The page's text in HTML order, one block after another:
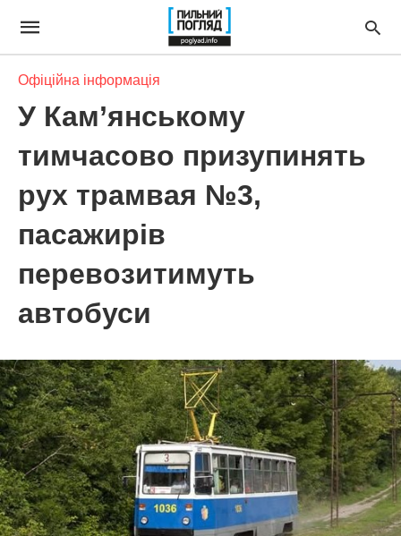
Офіційна інформація
У Кам’янському
тимчасово призупинять
рух трамвая №3,
пасажирів
перевозитимуть
автобуси